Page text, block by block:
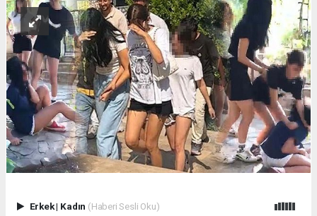
Erkek| Kadın (Haberi Sesli Oku)